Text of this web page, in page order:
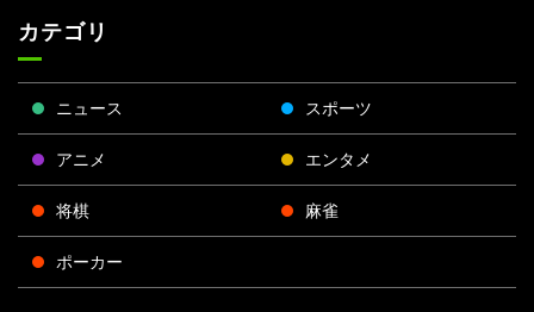
カテゴリ
ニュース スポーツ
アニメ エンタメ
将棋 麻雀
ポーカー